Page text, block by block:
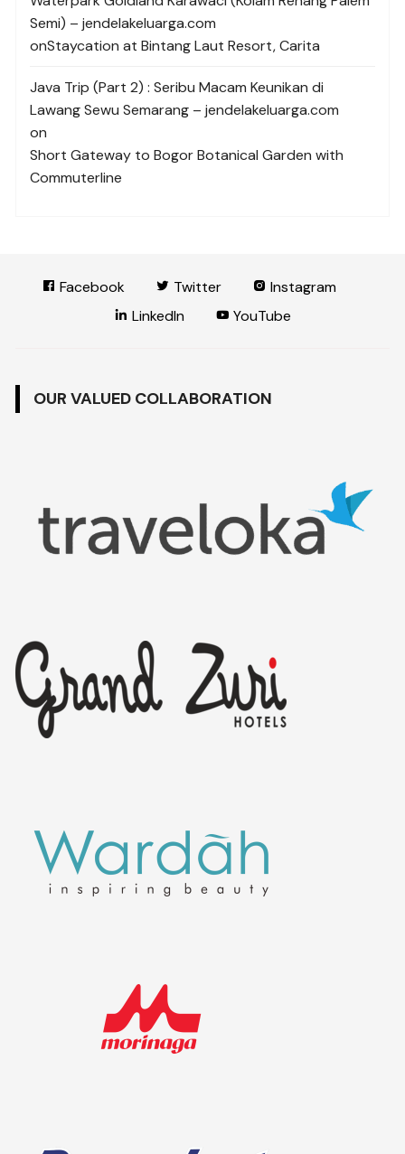
Semi) – jendelakeluarga.com
onStaycation at Bintang Laut Resort, Carita
Java Trip (Part 2) : Seribu Macam Keunikan di
Lawang Sewu Semarang – jendelakeluarga.com
on
Short Gateway to Bogor Botanical Garden with
Commuterline
Facebook Twitter
Instagram
LinkedIn
YouTube
OUR VALUED COLLABORATION